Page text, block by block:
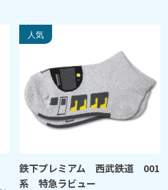
鉄下プレミアム 西武鉄道 001
系 特急ラビュー